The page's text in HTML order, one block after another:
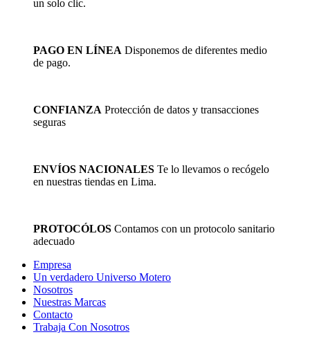
un solo clic.
PAGO EN LÍNEA Disponemos de diferentes medio
de pago.
CONFIANZA Protección de datos y transacciones
seguras
ENVÍOS NACIONALES Te lo llevamos o recógelo
en nuestras tiendas en Lima.
PROTOCÓLOS Contamos con un protocolo sanitario
adecuado
Empresa
Un verdadero Universo Motero
Nosotros
Nuestras Marcas
Contacto
Trabaja Con Nosotros